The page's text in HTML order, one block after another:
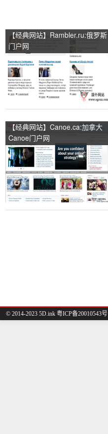
【经典网站】Rambler.ru:俄罗斯
门户网
【经典网站】Canoe.ca:加拿大
Canoe门户网
© 2014-2023 5D.ink 粤ICP备20010543号